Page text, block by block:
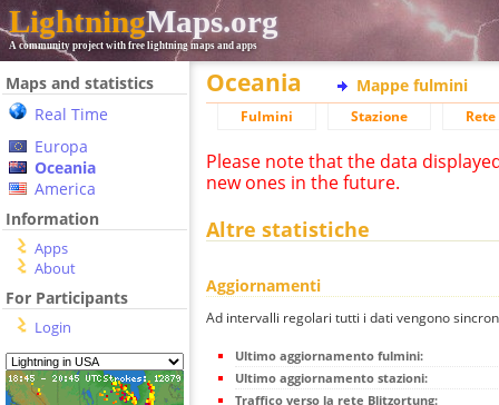
LightningMaps.org
A community project with free lightning maps and apps
Maps and statistics
Real Time
Europa
Oceania
America
Information
Apps
About
For Participants
Login
Oceania Mappe fulmini
Fulmini Stazione
Please note that the data
new ones in the future.
Altre statistiche
Aggiornamenti
Ad intervalli regolari tutti i dati vengono
Ultimo aggiornamento fulmini:
Ultimo aggiornamento stazioni:
Traffico verso la rete Blitzortung: